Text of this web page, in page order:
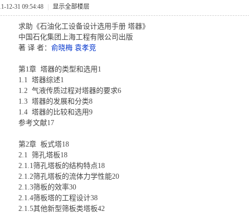
12-31 09:54:48 显示全部楼层
求助《石油化工设备设计选用手册 塔器》
中国石化集团上海工程有限公司出版
著 译 者： 俞晓梅 袁孝竞
第1章 塔器的类型和选用1
1.1 塔器综述1
1.2 气液传质过程对塔器的要求6
1.3 塔器的发展和分类8
1.4 塔器的比较和选用9
参考文献17
第2章 板式塔18
2.1 筛孔塔板18
2.1.1筛孔塔板的结构特点18
2.1.2筛孔塔板的流体力学性能20
2.1.3筛板的效率30
2.1.4筛板塔的工程设计38
2.1.5其他新型筛板类塔板42